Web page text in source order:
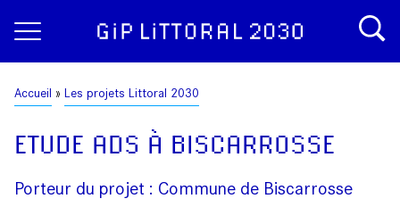
Fil
Accueil Les projets Littoral 2030
ETUDE ADS À BISCARROSSE
Porteur du projet : Commune de Biscarrosse